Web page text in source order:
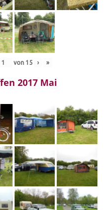
von 15 › »
2017 Mai